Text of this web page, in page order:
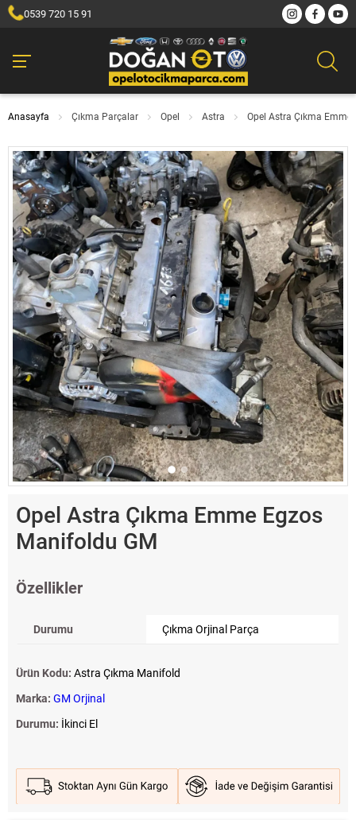
0539 720 15 91
Anasayfa Çıkma Parçalar Opel Astra Opel Astra Çıkma
Opel Astra Çıkma Emme Egzos
Manifoldu GM
Özellikler
Durumu Çıkma Orjinal Parça
Ürün Kodu: Astra Çıkma Manifold
Marka: GM Orjinal
Durumu: İkinci El